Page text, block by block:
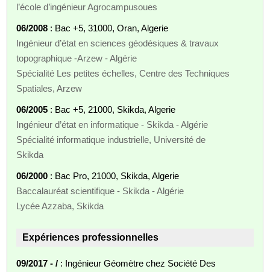
l’école d’ingénieur Agrocampusoues
06/2008 : Bac +5, 31000, Oran, Algerie
Ingénieur d’état en sciences géodésiques & travaux
topographique -Arzew - Algérie
Spécialité Les petites échelles, Centre des Techniques
Spatiales, Arzew
06/2005 : Bac +5, 21000, Skikda, Algerie
Ingénieur d’état en informatique - Skikda - Algérie
Spécialité informatique industrielle, Université de
Skikda
06/2000 : Bac Pro, 21000, Skikda, Algerie
Baccalauréat scientifique - Skikda - Algérie
Lycée Azzaba, Skikda
Expériences professionnelles
09/2017 - / : Ingénieur Géomètre chez Société Des